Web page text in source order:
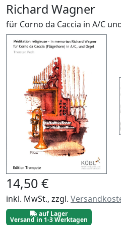
Richard Wagner
für Corno da Caccia in A/C
14,50 €
inkl. MwSt., zzgl.
auf Lager
Versand in 1-3 Werktagen